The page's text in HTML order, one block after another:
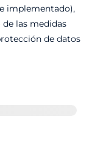
implementado),
las medidas
de datos